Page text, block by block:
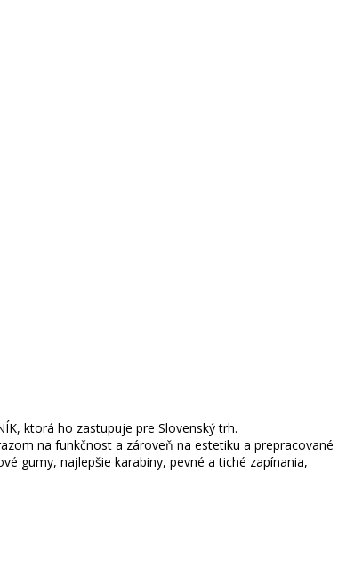
ktorá ho zastupuje pre Slovenský trh.
na funkčnost a zároveň na estetiku a prepracované
gumy, najlepšie karabiny, pevné a tiché zapínania,